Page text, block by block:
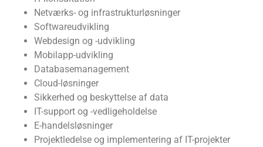
Netværks- og infrastrukturløsninger
Softwareudvikling
Webdesign og -udvikling
Mobilapp-udvikling
Databasemanagement
Cloud-løsninger
Sikkerhed og beskyttelse af data
IT-support og -vedligeholdelse
E-handelsløsninger
Projektledelse og implementering af IT-projekter